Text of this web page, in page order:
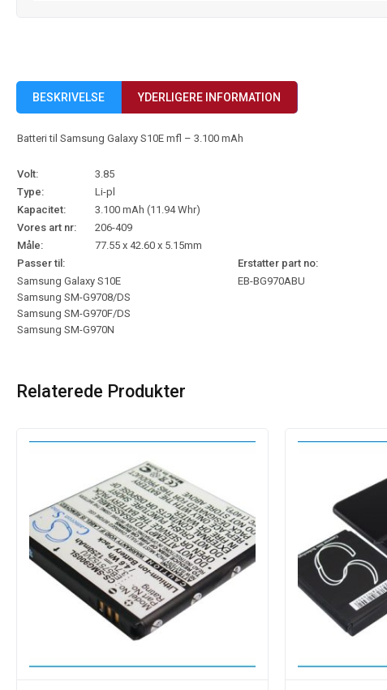
BESKRIVELSE YDERLIGERE INFORMATION
Batteri til Samsung Galaxy S10E mfl – 3.100 mAh
Volt:
3.85
Type:
Li-pl
Kapacitet:
3.100 mAh (11.94 Whr)
Vores art nr:
206-409
Måle:
77.55 x 42.60 x 5.15mm
Passer til:
Erstatter part no:
Samsung Galaxy S10E
Samsung SM-G9708/DS
Samsung SM-G970F/DS
Samsung SM-G970N
EB-BG970ABU
Relaterede Produkter